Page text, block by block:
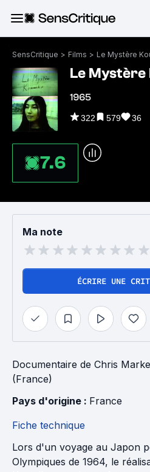
SensCritique > Films > Le Mystère
Le Mystère
1965
322 579 36
7.6
Ma note
ÉCRIRE UNE
Documentaire de Chris
(France)
Pays d'origine : France
Fiche technique
Lors d'un voyage au Japon
Olympiques de 1964, le